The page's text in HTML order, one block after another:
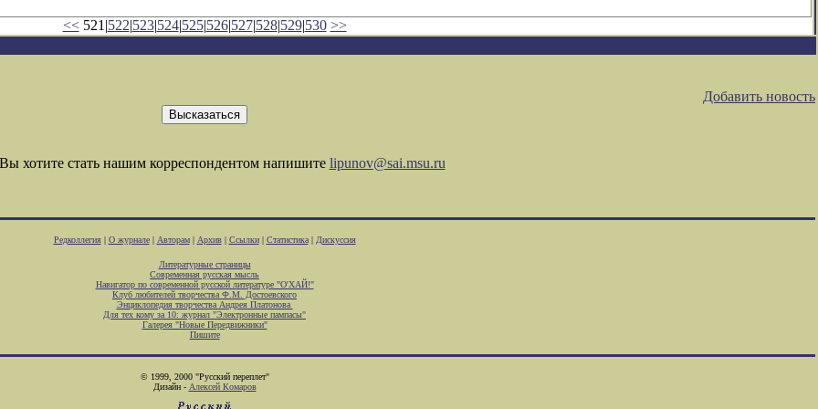
<<521|522|523|524|525|526|527|528|529|530 >>
Добавить новость
хотите стать нашим корреспондентом напишите lipunov@sai.msu.ru
Редколлегия| О журнале| Авторам| Архив| Ссылки| Статистика| Дискуссия
Литературные страницы
Современная русская мысль
Навигатор по современной русской литературе "О'ХАЙ!"
Клуб любителей творчества Ф.М. Достоевского
Энциклопедия творчества Андрея Платонова
Для тех кому за 10: журнал "Электронные пампасы"
Галерея "Новые Передвижники"
Пишите
© 1999, 2000 "Русский переплет"
Дизайн - Алексей Комаров